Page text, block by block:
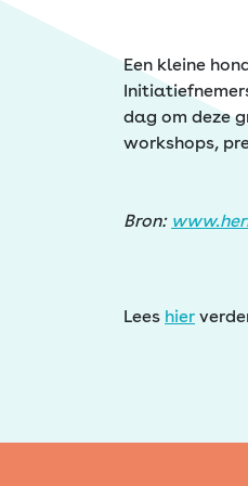
Een kleine
dag om deze
workshops,
Bron:
Lees hier